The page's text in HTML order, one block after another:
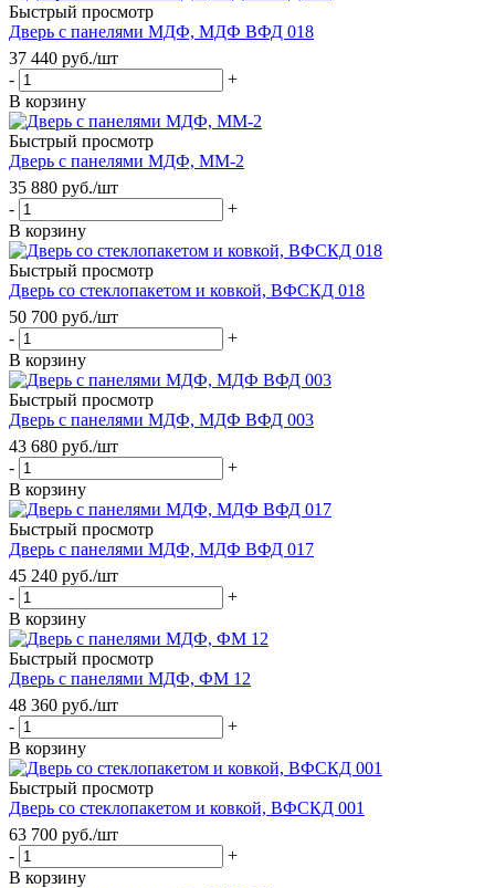
Быстрый просмотр
Дверь с панелями МДФ, МДФ ВФД 018
37 440 руб./шт
-
+
В корзину
Быстрый просмотр
Дверь с панелями МДФ, ММ-2
35 880 руб./шт
-
+
В корзину
Быстрый просмотр
Дверь со стеклопакетом и ковкой, ВФСКД 018
50 700 руб./шт
-
+
В корзину
Быстрый просмотр
Дверь с панелями МДФ, МДФ ВФД 003
43 680 руб./шт
-
+
В корзину
Быстрый просмотр
Дверь с панелями МДФ, МДФ ВФД 017
45 240 руб./шт
-
+
В корзину
Быстрый просмотр
Дверь с панелями МДФ, ФМ 12
48 360 руб./шт
-
+
В корзину
Быстрый просмотр
Дверь со стеклопакетом и ковкой, ВФСКД 001
63 700 руб./шт
-
+
В корзину